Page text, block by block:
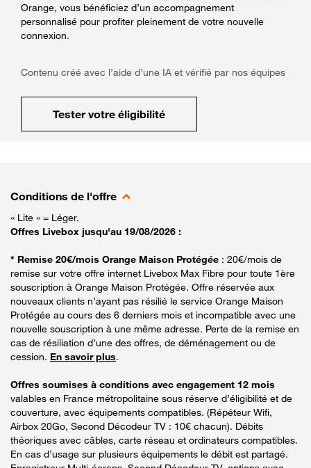
Orange, vous bénéficiez d’un accompagnement
personnalisé pour profiter pleinement de votre nouvelle
connexion.
Contenu créé avec l’aide d’une IA et vérifié par nos équipes
Tester votre éligibilité
Conditions de l'offre
« Lite » = Léger.
Offres Livebox jusqu'au 19/08/2026 :
* Remise 20€/mois Orange Maison Protégée : 20€/mois de
remise sur votre offre internet Livebox Max Fibre pour toute 1ère
souscription à Orange Maison Protégée. Offre réservée aux
nouveaux clients n’ayant pas résilié le service Orange Maison
Protégée au cours des 6 derniers mois et incompatible avec une
nouvelle souscription à une même adresse. Perte de la remise en
cas de résiliation d’une des offres, de déménagement ou de
cession. En savoir plus.
Offres soumises à conditions avec engagement 12 mois
valables en France métropolitaine sous réserve d’éligibilité et de
couverture, avec équipements compatibles. (Répéteur Wifi,
Airbox 20Go, Second Décodeur TV : 10€ chacun). Débits
théoriques avec câbles, carte réseau et ordinateurs compatibles.
En cas d’usage sur plusieurs équipements le débit est partagé.